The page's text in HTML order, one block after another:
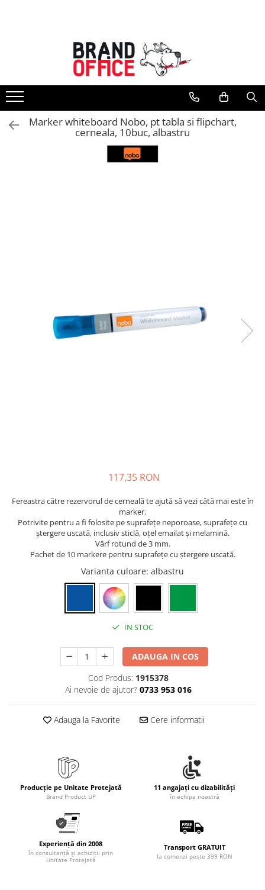
Unitate Protejata - PRODUCTIE
Hartie copiator si produse
tipografice
Produse consumabile din hartie
Detergenti si dezinfectanti
Saci menajeri (Unitate Protejata)
Caiete si blocnotesuri
Dosare, folii protectie si mape
Instrumente de scris eco
Creioane mecanice si grafit
Rollere
Finelinere
Markere diverse
Carioci si creioane colorate
Rezerve instrumente scris
Tavite documente si suporturi
Ascutitori, radiere, agrafe
Foarfece pentru birou
Articole pentru baie
Hartie igienica, prosoape hartie si
dispensere
Articole pentru rufe, casa,
geamuri, mobila
Articole pentru birou, suprafete,
pardoseli
Intretinere si odorizante masina
Marker whiteboard Nobo, pt tabla si flipchart,
cerneala, 10buc, albastru
117,35 RON
Fereastra către rezervorul de cerneală te ajută să vezi câtă mai este în
marker.
Potrivite pentru a fi folosite pe suprafețe neporoase, suprafețe cu
ștergere uscată, inclusiv sticlă, oțel emailat și melamină.
Vârf rotund de 3 mm.
Pachet de 10 markere pentru suprafețe cu ștergere uscată.
Varianta culoare: albastru
IN STOC
ADAUGA IN COS
Cod Produs: 1915378
Ai nevoie de ajutor? 0733 953 016
Adauga la Favorite Cere informatii
Producție pe Unitate Protejată
Brand Product UP
11 angajați cu dizabilități
în echipa noastră
Experiență din 2008
în consultanță și achiziții prin
Unitate Protejată
Transport GRATUIT
la comenzi peste 399 RON